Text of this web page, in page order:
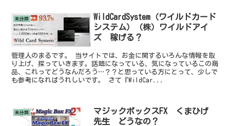
未分類
WildCardSystem（ワイルドカード
システム）（株）ワイルドアイ
ズ 稼げる？
管理人のまるです。 当サイトでは、お金に関するいろんな情報を取
り上げ、探っていきます。話題になっている、気になっているこの商
品、これってどうなんだろう…？？と思っている方にとって、少しで
も参考になればうれしいです。 さて『WildCar...
未分類
マジックボックスFX くまひげ
先生 どうなの？